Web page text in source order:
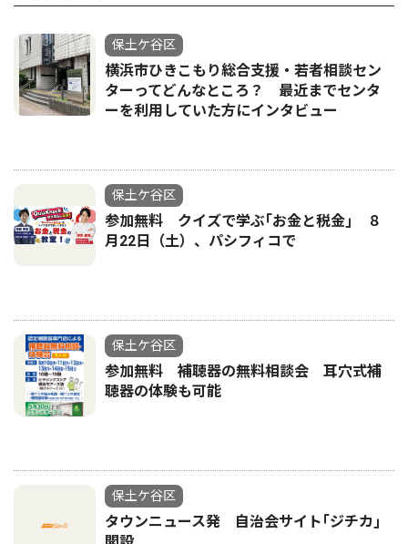
保土ケ谷区
横浜市ひきこもり総合支援・若者相談セン
ターってどんなところ？ 最近までセンタ
ーを利用していた方にインタビュー
保土ケ谷区
参加無料 クイズで学ぶ｢お金と税金｣ ８
月22日（土）、パシフィコで
保土ケ谷区
参加無料 補聴器の無料相談会 耳穴式補
聴器の体験も可能
保土ケ谷区
タウンニュース発 自治会サイト｢ジチカ｣